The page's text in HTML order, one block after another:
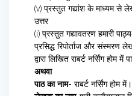
(v) प्रस्तुत गद्यांश के माध्यम से
उत्तर
(i) प्रस्तुत गद्यावतरण हमारी
प्रसिद्ध रिपोर्ताज और संस्मरण
द्वारा लिखित राबर्ट नर्सिंग होम
अथवा
पाठ का नाम- राबर्ट नर्सिंग होम में।